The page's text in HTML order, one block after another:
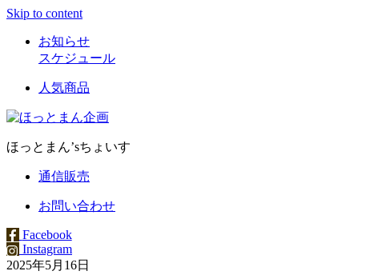
Skip to content
お知らせ
スケジュール
人気商品
ほっとまん’sちょいす
通信販売
お問い合わせ
Facebook
Instagram
2025年5月16日